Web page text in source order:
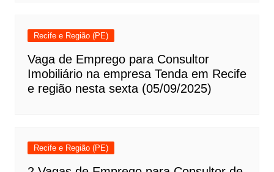
Recife e Região (PE)
Vaga de Emprego para Consultor
Imobiliário na empresa Tenda em Recife
e região nesta sexta (05/09/2025)
Recife e Região (PE)